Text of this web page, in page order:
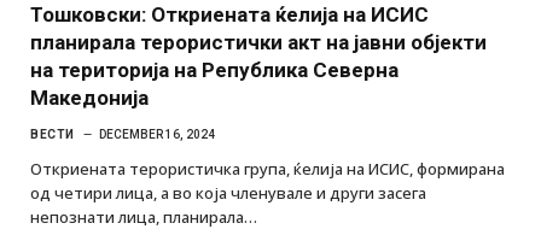
Тошковски: Откриената ќелија на ИСИС
планирала терористички акт на јавни објекти
на територија на Република Северна
Македонија
ВЕСТИ DECEMBER 16, 2024
Откриената терористичка група, ќелија на ИСИС, формирана
од четири лица, а во која членувале и други засега
непознати лица, планирала…